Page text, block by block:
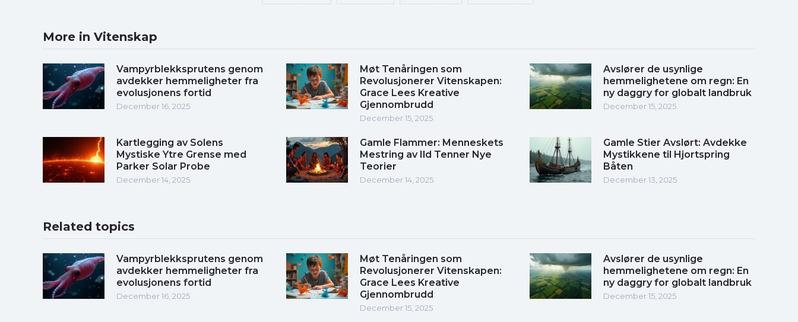
More in Vitenskap
Vampyrblekksprutens genom
avdekker hemmeligheter fra
evolusjonens fortid
December 16, 2025
Møt Tenåringen som
Revolusjonerer Vitenskapen:
Grace Lees Kreative
Gjennombrudd
December 15, 2025
Avslører de usynlige
hemmelighetene om regn: En
ny daggry for globalt landbruk
December 15, 2025
Kartlegging av Solens
Mystiske Ytre Grense med
Parker Solar Probe
December 14, 2025
Gamle Flammer: Menneskets
Mestring av Ild Tenner Nye
Teorier
December 14, 2025
Gamle Stier Avslørt: Avdekke
Mystikkene til Hjortspring
Båten
December 13, 2025
Related topics
Vampyrblekksprutens genom
avdekker hemmeligheter fra
evolusjonens fortid
December 16, 2025
Møt Tenåringen som
Revolusjonerer Vitenskapen:
Grace Lees Kreative
Gjennombrudd
December 15, 2025
Avslører de usynlige
hemmelighetene om regn: En
ny daggry for globalt landbruk
December 15, 2025